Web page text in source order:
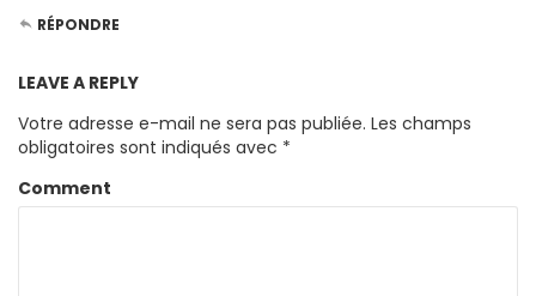
RÉPONDRE
LEAVE A REPLY
Votre adresse e-mail ne sera pas publiée. Les champs
obligatoires sont indiqués avec *
Comment